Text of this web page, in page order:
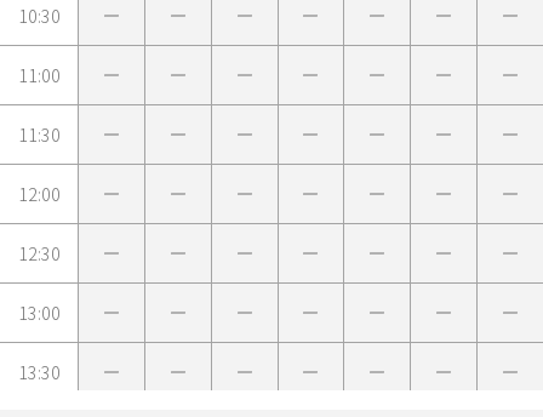
10:30
11:00
11:30
12:00
12:30
13:00
13:30